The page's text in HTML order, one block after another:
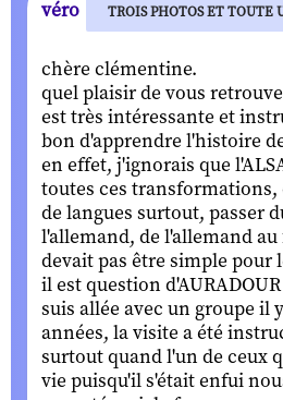
véro TROIS PHOTOS ET TOUTE
chère clémentine.
quel plaisir de vous
est très intéressante et
bon d'apprendre l'histoire
en effet, j'ignorais que
toutes ces transformations,
de langues surtout, passer
l'allemand, de l'allemand
devait pas être simple pour
il est question
suis allée avec un groupe il
années, la visite a été
surtout quand l'un de ceux
vie puisqu'il s'était enfui